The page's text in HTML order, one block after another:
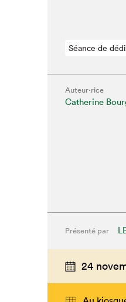
Séance de
Auteur·rice
Catherine
Présenté par
24